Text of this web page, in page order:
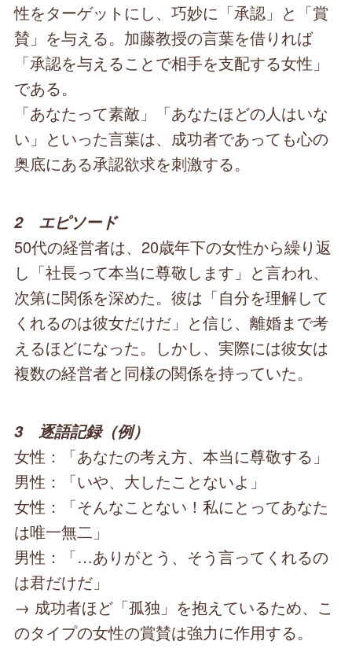
性をターゲットにし、巧妙に「承認」と「賞
賛」を与える。加藤教授の言葉を借りれば
「承認を与えることで相手を支配する女性」
である。
「あなたって素敵」「あなたほどの人はいな
い」といった言葉は、成功者であっても心の
奥底にある承認欲求を刺激する。
2 エピソード
50代の経営者は、20歳年下の女性から繰り返
し「社長って本当に尊敬します」と言われ、
次第に関係を深めた。彼は「自分を理解して
くれるのは彼女だけだ」と信じ、離婚まで考
えるほどになった。しかし、実際には彼女は
複数の経営者と同様の関係を持っていた。
3 逐語記録（例）
女性：「あなたの考え方、本当に尊敬する」
男性：「いや、大したことないよ」
女性：「そんなことない！私にとってあなた
は唯一無二」
男性：「…ありがとう、そう言ってくれるの
は君だけだ」
→ 成功者ほど「孤独」を抱えているため、こ
のタイプの女性の賞賛は強力に作用する。